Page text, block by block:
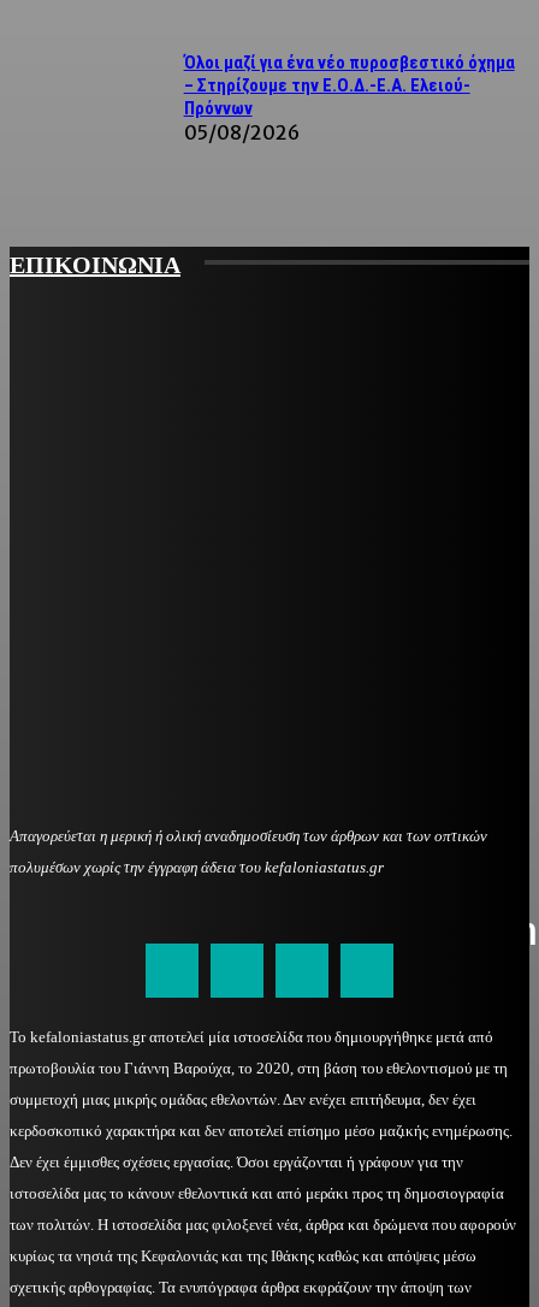
Όλοι μαζί για ένα νέο πυροσβεστικό όχημα
– Στηρίζουμε την Ε.Ο.Δ.-Ε.Α. Ελειού-
Πρόννων
05/08/2026
ΕΠΙΚΟΙΝΩΝΙΑ
Απαγορεύεται η μερική ή ολική αναδημοσίευση των άρθρων και των οπτικών
πολυμέσων χωρίς την έγγραφη άδεια του kefaloniastatus.gr
kefaloniastatus@gmail.com
Το kefaloniastatus.gr αποτελεί μία ιστοσελίδα που δημιουργήθηκε μετά από
πρωτοβουλία του Γιάννη Βαρούχα, το 2020, στη βάση του εθελοντισμού με τη
συμμετοχή μιας μικρής ομάδας εθελοντών. Δεν ενέχει επιτήδευμα, δεν έχει
κερδοσκοπικό χαρακτήρα και δεν αποτελεί επίσημο μέσο μαζικής ενημέρωσης.
Δεν έχει έμμισθες σχέσεις εργασίας. Όσοι εργάζονται ή γράφουν για την
ιστοσελίδα μας το κάνουν εθελοντικά και από μεράκι προς τη δημοσιογραφία
των πολιτών. Η ιστοσελίδα μας φιλοξενεί νέα, άρθρα και δρώμενα που αφορούν
κυρίως τα νησιά της Κεφαλονιάς και της Ιθάκης καθώς και απόψεις μέσω
σχετικής αρθογραφίας. Τα ενυπόγραφα άρθρα εκφράζουν την άποψη των